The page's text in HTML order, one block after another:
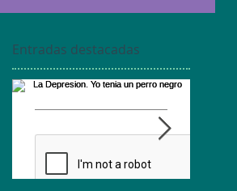
Entradas destacadas